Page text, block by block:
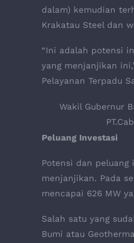
dalam) kemudian
Krakatau Steel dan
“Ini adalah potensi
yang menjanjikan
Pelayanan Terpadu
Wakil Gubernur
Peluang Investasi
Potensi dan
menjanjikan. Pada
mencapai 626 MW
Salah satu yang
Bumi atau